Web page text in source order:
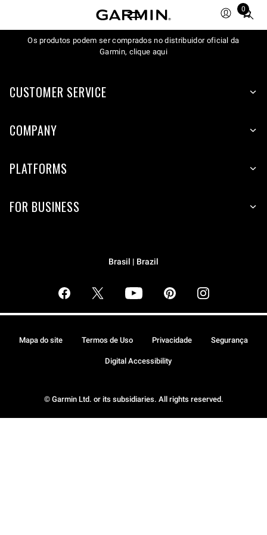
0
Total
items
in
Os produtos podem ser comprados no distribuidor oficial da
Garmin, clique aqui
CUSTOMER SERVICE
COMPANY
PLATFORMS
FOR BUSINESS
Brasil | Brazil
© Garmin Ltd. or its subsidiaries. All rights reserved.
Mapa do site Termos de Uso Privacidade Segurança
Digital Accessibility